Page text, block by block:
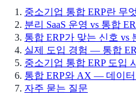
중소기업 통합 ERP란 무
분리 SaaS 운영 vs 통합
통합 ERP가 맞는 신호 vs
실제 도입 경험 — 통합
중소기업 통합 ERP 도입
통합 ERP와 AX — 데이
자주 묻는 질문